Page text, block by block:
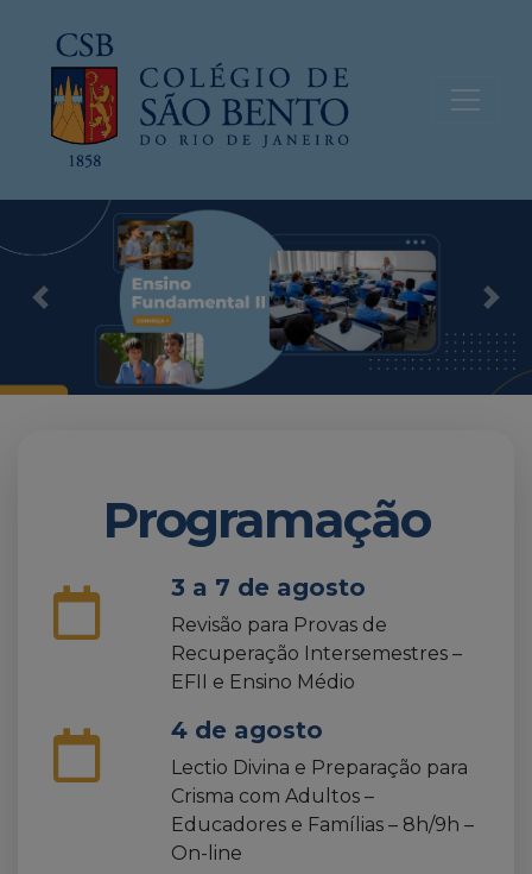
Previous
Programação
3 a 7 de agosto
Revisão para Provas de
Recuperação Intersemestres –
EFII e Ensino Médio
4 de agosto
Lectio Divina e Preparação para
Crisma com Adultos –
Educadores e Famílias – 8h/9h –
On-line